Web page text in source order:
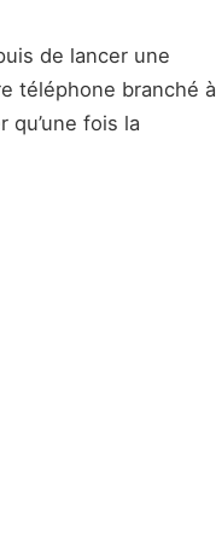
de lancer une
téléphone branché à
fois la